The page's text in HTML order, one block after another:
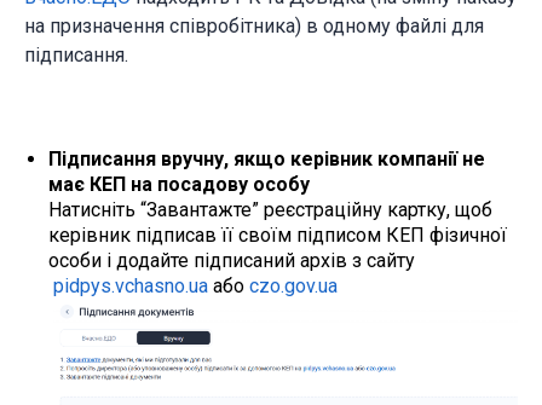
на призначення співробітника) в одному файлі для
підписання.
Підписання вручну, якщо керівник компанії не
має КЕП на посадову особу
Натисніть “Завантажте” реєстраційну картку, щоб
керівник підписав її своїм підписом КЕП фізичної
особи і додайте підписаний архів з сайту
pidpys.vchasno.ua або czo.gov.ua